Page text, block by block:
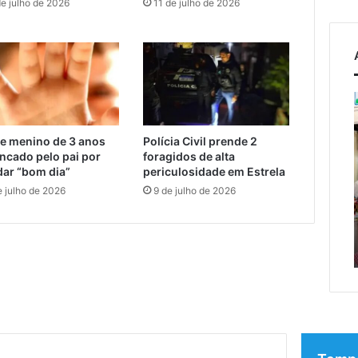
julho de 2026 11 de julho de 2026
menino de 3 anos
pelo pai por
“bom dia”
julho de 2026
Polícia Civil prende 2
foragidos de alta
periculosidade em Estrela
9 de julho de 2026
de 2026
condena ex-
Pegari a mais de
Campeonato
Municipal
Bochas
começa
6 de agosto de 2026